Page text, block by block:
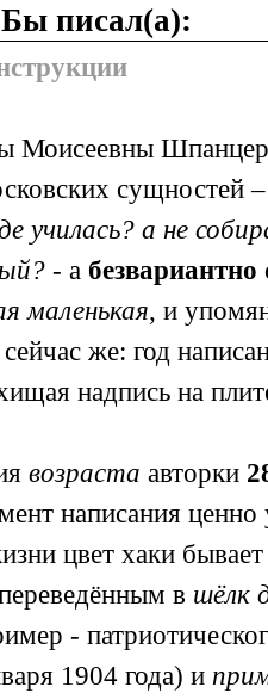
писал(а):
Моисеевны
сущностей
училась? а не
- а безвариантно
маленькая, и
же: год
надпись на
возраста авторки
написания
цвет хаки
в шёлк
-
1904 года) и